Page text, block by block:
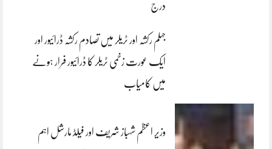
درج
جہلم رکشہ اور ٹریلر میں تصادم رکشہ ڈرائیور اور
ایک عورت زخمی ٹریلر کا ڈرائیور فرار ہونے
میں کامیاب
وزیر اعظم شہباز شریف اور فیلڈ مارشل اہم